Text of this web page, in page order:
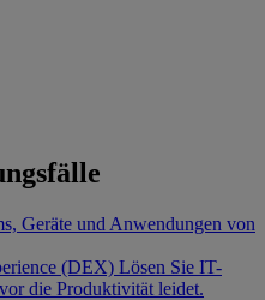
Geräte und Anwendungen von
(DEX) Lösen Sie IT-
die Produktivität leidet.